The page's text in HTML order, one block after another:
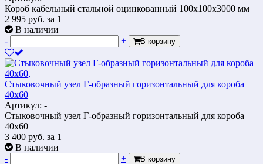
Короб кабельный стальной оцинкованный 100х100х3000 мм
2 995 руб. за 1
В наличии
-
+ В корзину
Cтыковочный узел Г-образный горизонтальный для короба
40х60
Артикул: -
Cтыковочный узел Г-образный горизонтальный для короба
40х60
3 400 руб. за 1
В наличии
-
+ В корзину